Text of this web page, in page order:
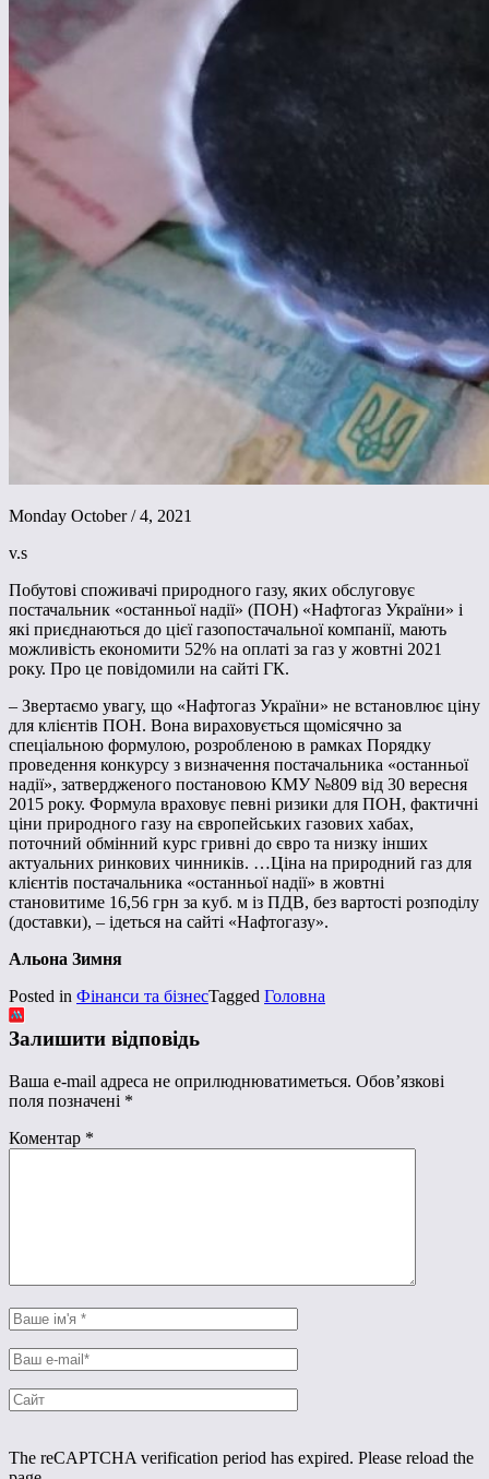
Monday October / 4, 2021
v.s
Побутові споживачі природного газу, яких обслуговує
постачальник «останньої надії» (ПОН) «Нафтогаз України» і
які приєднаються до цієї газопостачальної компанії, мають
можливість економити 52% на оплаті за газ у жовтні 2021
року. Про це повідомили на сайті ГК.
– Звертаємо увагу, що «Нафтогаз України» не встановлює ціну
для клієнтів ПОН. Вона вираховується щомісячно за
спеціальною формулою, розробленою в рамках Порядку
проведення конкурсу з визначення постачальника «останньої
надії», затвердженого постановою КМУ №809 від 30 вересня
2015 року. Формула враховує певні ризики для ПОН, фактичні
ціни природного газу на європейських газових хабах,
поточний обмінний курс гривні до євро та низку інших
актуальних ринкових чинників. …Ціна на природний газ для
клієнтів постачальника «останньої надії» в жовтні
становитиме 16,56 грн за куб. м із ПДВ, без вартості розподілу
(доставки), – ідеться на сайті «Нафтогазу».
Альона Зимня
Posted in Фінанси та бізнесTagged Головна
Залишити відповідь
Ваша e-mail адреса не оприлюднюватиметься. Обов’язкові
поля позначені *
Коментар *
The reCAPTCHA verification period has expired. Please reload the